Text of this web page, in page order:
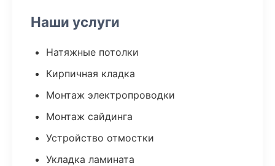
Наши услуги
Натяжные потолки
Кирпичная кладка
Монтаж электропроводки
Монтаж сайдинга
Устройство отмостки
Укладка ламината